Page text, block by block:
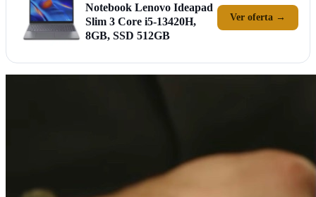
Notebook Lenovo Ideapad
Slim 3 Core i5-13420H,
8GB, SSD 512GB
Ver oferta →